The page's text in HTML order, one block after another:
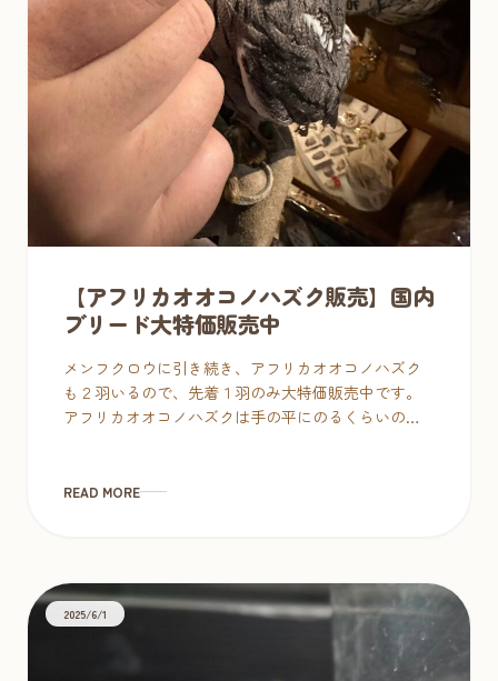
【アフリカオオコノハズク販売】国内
ブリード大特価販売中
メンフクロウに引き続き、アフリカオオコノハズク
も２羽いるので、先着１羽のみ大特価販売中です。
アフリカオオコノハズクは手の平にのるくらいの小
READ MORE
2025/6/1